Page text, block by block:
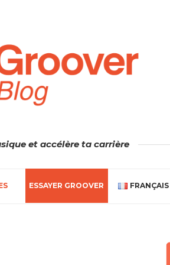
et accélère ta carrière
ESSAYER GROOVER FRANÇAIS